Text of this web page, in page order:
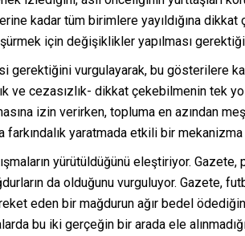
kadar tüm birimlere yayıldığına
için değişiklikler yapılması gerektiği
vurgulayarak, bu gösterilere
ve cezasızlık- dikkat çekebilmenin tek
izin verirken, topluma en azından
farkındalık yaratmada etkili bir
yürütüldüğünü eleştiriyor.
da olduğunu vurguluyor. Gazete,
eden bir mağdurun ağır bedel
bu iki gerçeğin bir arada ele